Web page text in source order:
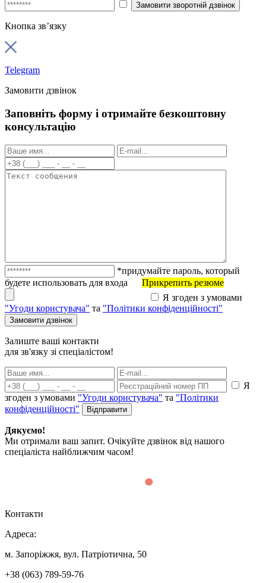
Кнопка зв’язку
Telegram
Замовити дзвінок
Заповніть форму і отримайте безкоштовну
консультацію
*придумайте пароль, который
будете использовать для входа
Прикрепить резюме
Я згоден з умовами
"Угоди користувача" та "Політики конфіденційності"
Залиште ваші контакти
для зв'язку зі спеціалістом!
Я
згоден з умовами "Угоди користувача" та "Політики
конфіденційності"
Дякуємо!
Ми отримали ваш запит. Очікуйте дзвінок від нашого
спеціаліста найближчим часом!
Контакти
Адреса:
м. Запоріжжя, вул. Патріотична, 50
+38 (063) 789-59-76